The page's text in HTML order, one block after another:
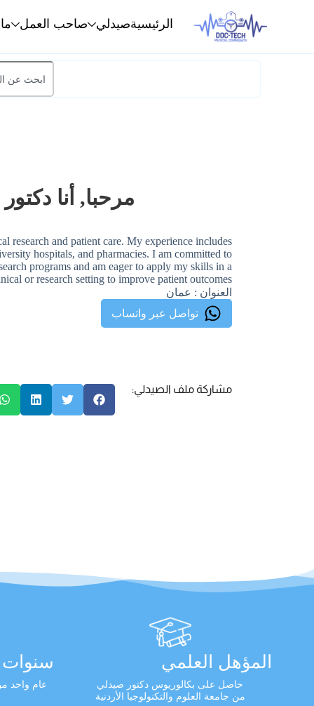
الرئيسيةصيدلي صاحب العمل
مرحبا, أنا دكتور
research and patient care. My experience includes
hospitals, and pharmacies. I am committed to
programs and am eager to apply my skills in a
or research setting to improve patient outcomes.
العنوان : عمان
تواصل عبر واتساب
مشاركة ملف الصيدلي:
المؤهل العلمي
حاصل على بكالوريوس دكتور صيدلي
من جامعة العلوم والتكنولوجيا الأردنية
سنوات
عام واحد